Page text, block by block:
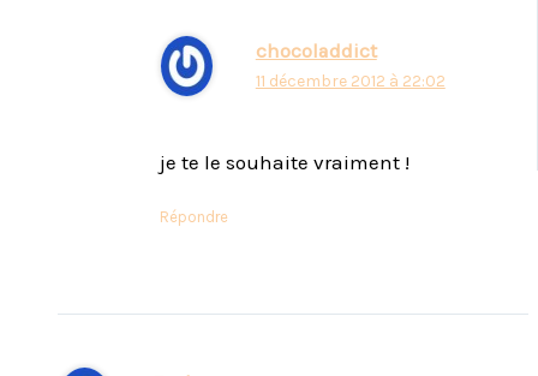
chocoladdict
11 décembre 2012 à 22:02
je te le souhaite vraiment !
Répondre